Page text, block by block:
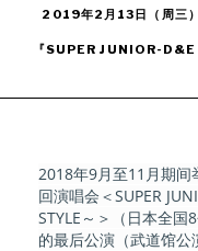
2019年2月13日（周
『SUPER JUNIOR-
2018年9月至11月期间
回演唱会＜SUPER
STYLE～＞（日本全国
的最后公演（武道馆